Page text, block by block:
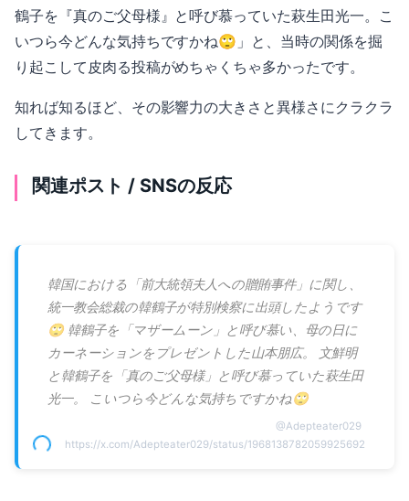
鶴子を『真のご父母様』と呼び慕っていた萩生田光一。こ
いつら今どんな気持ちですかね🙄」と、当時の関係を掘
り起こして皮肉る投稿がめちゃくちゃ多かったです。
知れば知るほど、その影響力の大きさと異様さにクラクラ
してきます。
関連ポスト / SNSの反応
韓国における「前大統領夫人への贈賄事件」に関し、
統一教会総裁の韓鶴子が特別検察に出頭したようです
🙄 韓鶴子を「マザームーン」と呼び慕い、母の日に
カーネーションをプレゼントした山本朋広。 文鮮明
と韓鶴子を「真のご父母様」と呼び慕っていた萩生田
光一。 こいつら今どんな気持ちですかね🙄
@Adepteater029
https://x.com/Adepteater029/status/1968138782059925692